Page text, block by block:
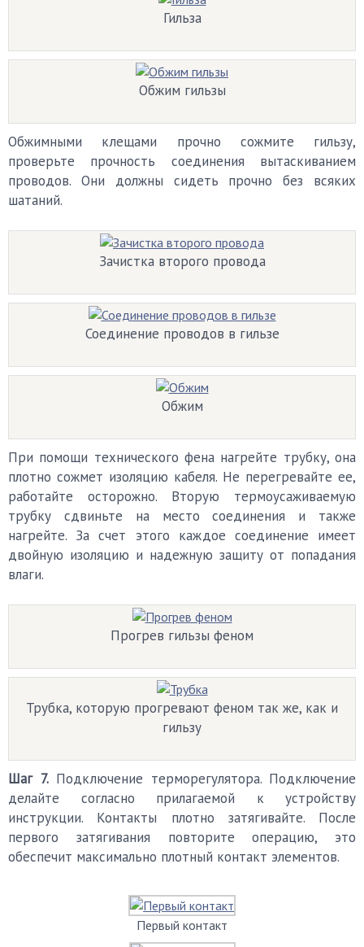
Гильза
Обжим гильзы
Обжимными клещами прочно сожмите гильзу,
проверьте прочность соединения вытаскиванием
проводов. Они должны сидеть прочно без всяких
шатаний.
Зачистка второго провода
Соединение проводов в гильзе
Обжим
При помощи технического фена нагрейте трубку, она
плотно сожмет изоляцию кабеля. Не перегревайте ее,
работайте осторожно. Вторую термоусаживаемую
трубку сдвиньте на место соединения и также
нагрейте. За счет этого каждое соединение имеет
двойную изоляцию и надежную защиту от попадания
влаги.
Прогрев гильзы феном
Трубка, которую прогревают феном так же, как и
гильзу
Шаг 7.Подключение терморегулятора. Подключение
делайте согласно прилагаемой к устройству
инструкции. Контакты плотно затягивайте. После
первого затягивания повторите операцию, это
обеспечит максимально плотный контакт элементов.
Первый контакт